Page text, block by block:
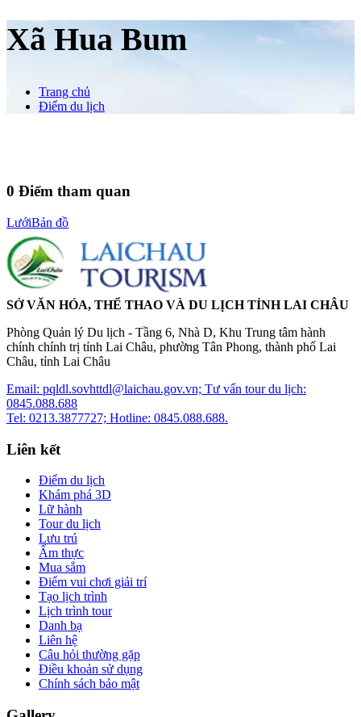
Xã Hua Bum
Trang chủ
Điểm du lịch
0 Điểm tham quan
LướiBản đồ
SỞ VĂN HÓA, THỂ THAO VÀ DU LỊCH TỈNH LAI CHÂU
Phòng Quản lý Du lịch - Tầng 6, Nhà D, Khu Trung tâm hành
chính chính trị tỉnh Lai Châu, phường Tân Phong, thành phố Lai
Châu, tỉnh Lai Châu
Email: pqldl.sovhttdl@laichau.gov.vn; Tư vấn tour du lịch:
0845.088.688
Tel: 0213.3877727; Hotline: 0845.088.688.
Liên kết
Điểm du lịch
Khám phá 3D
Lữ hành
Tour du lịch
Lưu trú
Ẩm thực
Mua sắm
Điểm vui chơi giải trí
Tạo lịch trình
Lịch trình tour
Danh bạ
Liên hệ
Câu hỏi thường gặp
Điều khoản sử dụng
Chính sách bảo mật